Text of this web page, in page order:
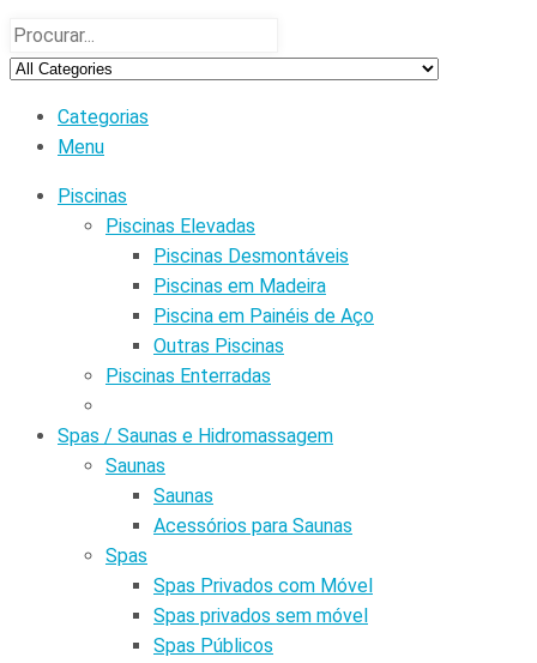
Categorias
Menu
Piscinas
Piscinas Elevadas
Piscinas Desmontáveis
Piscinas em Madeira
Piscina em Painéis de Aço
Outras Piscinas
Piscinas Enterradas
Spas / Saunas e Hidromassagem
Saunas
Saunas
Acessórios para Saunas
Spas
Spas Privados com Móvel
Spas privados sem móvel
Spas Públicos